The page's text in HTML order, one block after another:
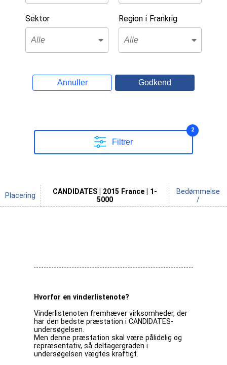
Sektor Region i Frankrig
Annuller Godkend
Filtrer
2
Placering
CANDIDATES | 2015 France | 1-
5000
Bedømmelse
/
Hvorfor en vinderlistenote?
Vinderlistenoten fremhæver virksomheder, der
har den bedste præstation i CANDIDATES-
undersøgelsen.
Men denne præstation skal være pålidelig og
repræsentativ, så deltagergraden i
undersøgelsen vægtes kraftigt.